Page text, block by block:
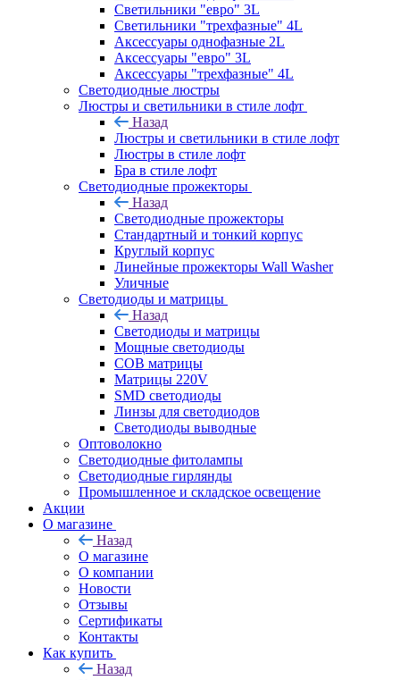
Светильники "евро" 3L
Светильники "трехфазные" 4L
Аксессуары однофазные 2L
Аксессуары "евро" 3L
Аксессуары "трехфазные" 4L
Светодиодные люстры
Люстры и светильники в стиле лофт
Назад
Люстры и светильники в стиле лофт
Люстры в стиле лофт
Бра в стиле лофт
Светодиодные прожекторы
Назад
Светодиодные прожекторы
Стандартный и тонкий корпус
Круглый корпус
Линейные прожекторы Wall Washer
Уличные
Светодиоды и матрицы
Назад
Светодиоды и матрицы
Мощные светодиоды
COB матрицы
Матрицы 220V
SMD светодиоды
Линзы для светодиодов
Светодиоды выводные
Оптоволокно
Светодиодные фитолампы
Светодиодные гирлянды
Промышленное и складское освещение
Акции
О магазине
Назад
О магазине
О компании
Новости
Отзывы
Сертификаты
Контакты
Как купить
Назад